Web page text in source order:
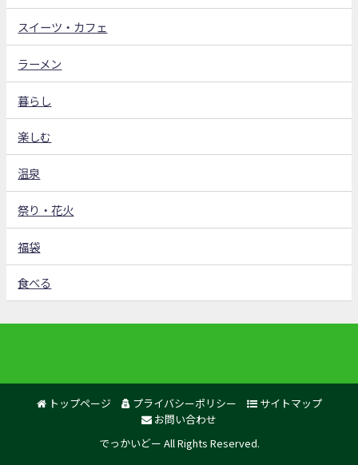
スイーツ・カフェ
ラーメン
暮らし
楽しむ
温泉
祭り・花火
福袋
食べる
トップページ プライバシーポリシー
サイトマップ
お問い合わせ
でっかいどー All Rights Reserved.